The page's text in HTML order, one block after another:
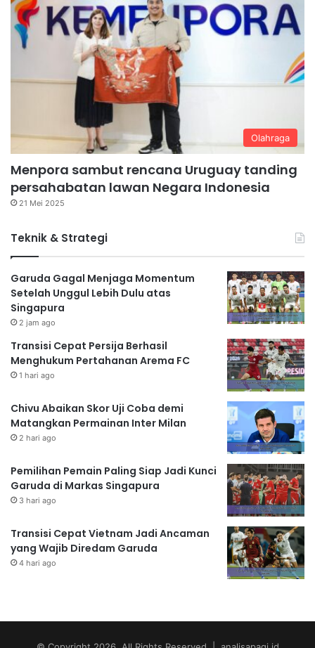
Olahraga
Menpora sambut rencana Uruguay tanding
persahabatan lawan Negara Indonesia
21 Mei 2025
Teknik & Strategi
Garuda Gagal Menjaga Momentum
Setelah Unggul Lebih Dulu atas
Singapura
2 jam ago
Transisi Cepat Persija Berhasil
Menghukum Pertahanan Arema FC
1 hari ago
Chivu Abaikan Skor Uji Coba demi
Matangkan Permainan Inter Milan
2 hari ago
Pemilihan Pemain Paling Siap Jadi Kunci
Garuda di Markas Singapura
3 hari ago
Transisi Cepat Vietnam Jadi Ancaman
yang Wajib Diredam Garuda
4 hari ago